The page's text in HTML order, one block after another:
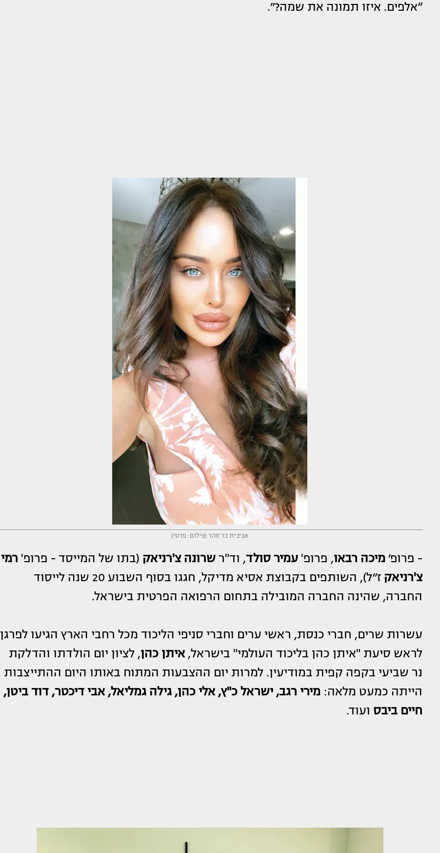
“אלפים. איזו תמונה את שמה?״.
אביבית בר זוהר (צילום: פרטי)
- פרופ׳מיכה רבאו, פרופ'עמיר סולד, וד"רשרונה צ'רניאק (בתו של המייסד - פרופ' רמי
צ'רניאק
ז״ל), השותפים בקבוצת אסיא מדיקל, חגגו בסוף השבוע 20 שנה לייסוד
החברה, שהינה החברה המובילה בתחום הרפואה הפרטית בישראל.
עשרות שרים, חברי כנסת, ראשי ערים וחברי סניפי הליכוד מכל רחבי הארץ הגיעו לפרגן
לראש סיעת "איתן כהן בליכוד העולמי" בישראל,איתן כהן, לציון יום הולדתו והדלקת
נר שביעי בקפה קפית במודיעין. למרות יום ההצבעות המתוח באותו היום ההתייצבות
הייתה כמעט מלאה:מירי רגב, ישראל כ"ץ, אלי כהן, גילה גמליאל, אבי דיכטר, דוד ביטן,
חיים ביבס ועוד.